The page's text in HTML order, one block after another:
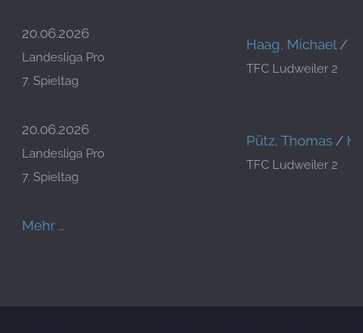
20.06.2026
Landesliga Pro
7. Spieltag
Haag, Michael/
TFC Ludweiler 2
20.06.2026
Landesliga Pro
7. Spieltag
Pütz, Thomas /
TFC Ludweiler 2
Mehr …